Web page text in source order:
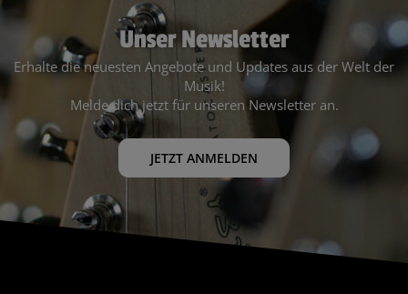
Unser Newsletter
Erhalte die neuesten Angebote und Updates aus der Welt der
Musik!
Melde dich jetzt für unseren Newsletter an.
JETZT ANMELDEN